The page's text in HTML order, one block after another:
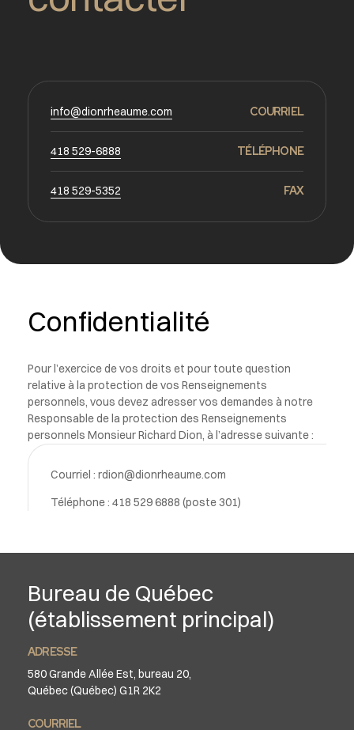
info@dionrheaume.com COURRIEL
418 529-6888 TÉLÉPHONE
418 529-5352 FAX
Confidentialité
Pour l’exercice de vos droits et pour toute question
relative à la protection de vos Renseignements
personnels, vous devez adresser vos demandes à notre
Responsable de la protection des Renseignements
personnels Monsieur Richard Dion, à l’adresse suivante :
Courriel : rdion@dionrheaume.com
Téléphone : 418 529 6888 (poste 301)
Bureau de Québec
(établissement principal)
ADRESSE
580 Grande Allée Est, bureau 20,
Québec (Québec) G1R 2K2
COURRIEL